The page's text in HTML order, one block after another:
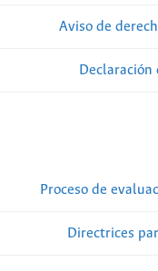
Aviso de
Proceso de
Directrices